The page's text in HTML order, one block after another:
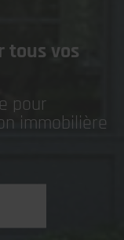
tous vos
pour
immobilière